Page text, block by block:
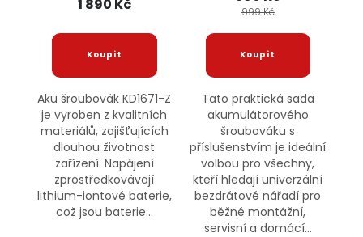
1 890 Kč
Aku šroubovák KD1671-Z
je vyroben z kvalitních
materiálů, zajišťujících
dlouhou životnost
zařízení. Napájení
zprostředkovávají
lithium-iontové baterie,
což jsou baterie...
999 Kč
Tato praktická sada
akumulátorového
šroubováku s
příslušenstvím je ideální
volbou pro všechny,
kteří hledají univerzální
bezdrátové nářadí pro
běžné montážní,
servisní a domácí...